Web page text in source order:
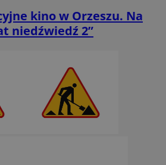
kino w Orzeszu. Na
niedźwiedź 2”